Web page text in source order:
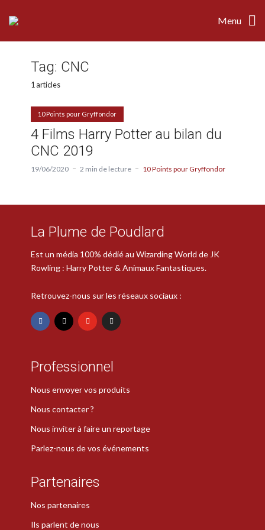
Menu
Tag: CNC
1 articles
10 Points pour Gryffondor
4 Films Harry Potter au bilan du
CNC 2019
19/06/2020 2 min de lecture 10 Points pour Gryffondor
La Plume de Poudlard
Est un média 100% dédié au Wizarding World de JK
Rowling : Harry Potter & Animaux Fantastiques.
Retrouvez-nous sur les réseaux sociaux :
Professionnel
Nous envoyer vos produits
Nous contacter ?
Nous inviter à faire un reportage
Parlez-nous de vos événements
Partenaires
Nos partenaires
Ils parlent de nous